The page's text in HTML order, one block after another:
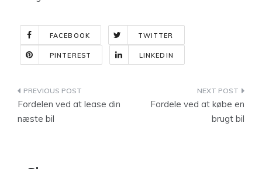
FACEBOOK TWITTER
PINTEREST LINKEDIN
Indlægsnavigation
Fordelen ved at lease din
næste bil
Fordele ved at købe en
brugt bil